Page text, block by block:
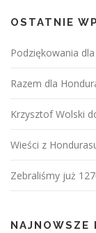
OSTATNIE
Podziękowania
Razem dla
Krzysztof Wolski
Wieści z
Zebraliśmy już
NAJNOWSZE